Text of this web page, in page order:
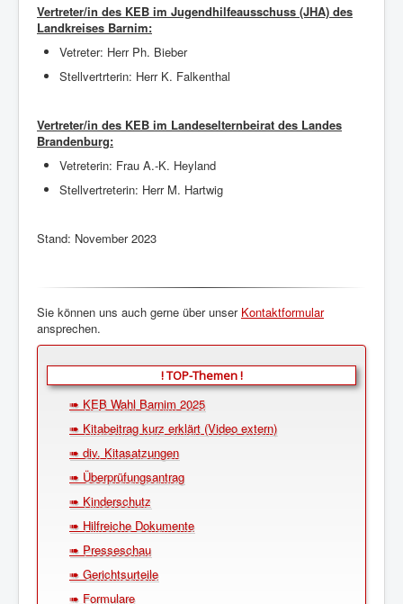
Vertreter/in des KEB im Jugendhilfeausschuss (JHA) des
Landkreises Barnim:
Vetreter: Herr Ph. Bieber
Stellvertrterin: Herr K. Falkenthal
Vertreter/in des KEB im Landeselternbeirat des Landes
Brandenburg:
Vetreterin: Frau A.-K. Heyland
Stellvertreterin: Herr M. Hartwig
Stand: November 2023
Sie können uns auch gerne über unser Kontaktformular
ansprechen.
! TOP-Themen !
➠ KEB Wahl Barnim 2025
➠ Kitabeitrag kurz erklärt (Video extern)
➠ div. Kitasatzungen
➠ Überprüfungsantrag
➠ Kinderschutz
➠ Hilfreiche Dokumente
➠ Presseschau
➠ Gerichtsurteile
➠ Formulare